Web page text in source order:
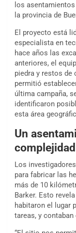
los
la provincia de
El proyecto está
especialista en
hace años las
anteriores, el
piedra y restos de
permitió
última campaña,
identificaron
esta área
Un
Los
para fabricar las
más de 10
Barker. Esto
habitaron el lugar
tareas, y